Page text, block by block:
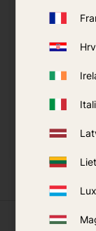
149kr
OSTA